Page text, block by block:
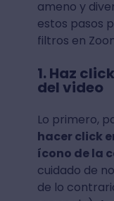
ameno y
estos pasos
filtros en
1. Haz
del video
Lo primero,
hacer click
ícono de la
cuidado de
de lo